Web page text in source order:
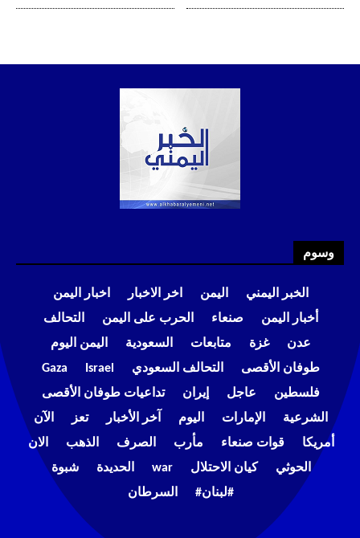
وسوم
الخبر اليمني اليمن اخر الاخبار
اخبار اليمن
أخبار اليمن
صنعاء الحرب على اليمن
التحالف
عدن
غزة متابعات السعودية
اليمن اليوم
طوفان الأقصى
التحالف السعودي Israel
Gaza
فلسطين
عاجل إيران
تداعيات طوفان الأقصى
الشرعية
الإمارات اليوم آخر الأخبار تعز
الآن
أمريكا
قوات صنعاء مأرب الصرف الذهب
الان
الحوثي
كيان الاحتلال war الحديدة
شبوة
#لبنان#
السرطان